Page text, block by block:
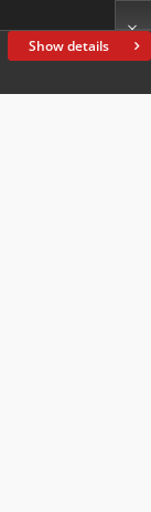
Show details